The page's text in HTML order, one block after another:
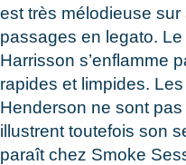
est très mélodieuse
passages en legato.
Harrisson s’enflamme
rapides et limpides.
Henderson ne sont
illustrent toutefois son
paraît chez Smoke